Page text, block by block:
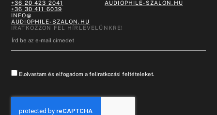
+36 20 423 2041
+36 30 411 6039
INFO@
AUDIOPHILE-SZALON.HU
AUDIOPHILE-SZALON.HU
IRATKOZZON FEL HÍRLEVELÜNKRE!
Elolvastam és elfogadom a feliratkozási feltételeket.